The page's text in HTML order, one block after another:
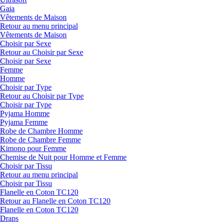
Gaia
Vêtements de Maison
Retour au menu principal
Vêtements de Maison
Choisir par Sexe
Retour au Choisir par Sexe
Choisir par Sexe
Femme
Homme
Choisir par Type
Retour au Choisir par Type
Choisir par Type
Pyjama Homme
Pyjama Femme
Robe de Chambre Homme
Robe de Chambre Femme
Kimono pour Femme
Chemise de Nuit pour Homme et Femme
Choisir par Tissu
Retour au menu principal
Choisir par Tissu
Flanelle en Coton TC120
Retour au Flanelle en Coton TC120
Flanelle en Coton TC120
Draps